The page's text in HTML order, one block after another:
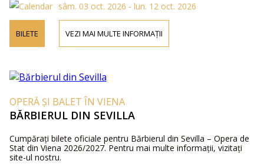
sâm. 03 oct. 2026 - lun. 12 oct. 2026
BILETE VEZI MAI MULTE INFORMAȚII
OPERĂ ȘI BALET ÎN VIENA
BĂRBIERUL DIN SEVILLA
Cumpărați bilete oficiale pentru Bărbierul din Sevilla – Opera de
Stat din Viena 2026/2027. Pentru mai multe informații, vizitați
site-ul nostru.